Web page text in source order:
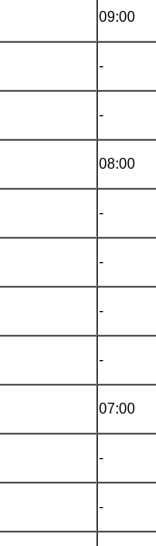
09:00
-
-
08:00
-
-
-
-
07:00
-
-